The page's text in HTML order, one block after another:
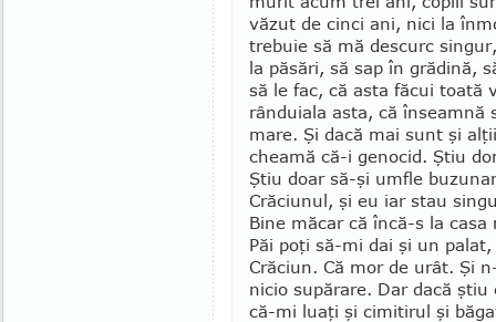
văzut de cinci ani, nici la
trebuie să mă descurc
la păsări, să sap în grădină,
să le fac, că asta făcui toa­tă
rânduiala asta, că înseamnă
mare. Şi dacă mai sunt şi
cheamă că-i genocid. Ştiu
Ştiu doar să-şi umfle
Crăciunul, şi eu iar stau
Bine măcar că încă-s la
Păi poţi să-mi dai şi un
Crăciun. Că mor de urât. Şi
nicio supărare. Dar dacă
că-mi luaţi şi cimitirul şi